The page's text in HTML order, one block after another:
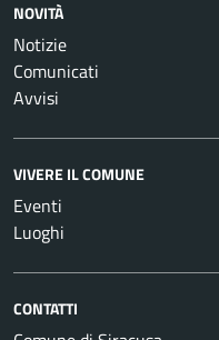
NOVITÀ
Notizie
Comunicati
Avvisi
VIVERE IL COMUNE
Eventi
Luoghi
CONTATTI